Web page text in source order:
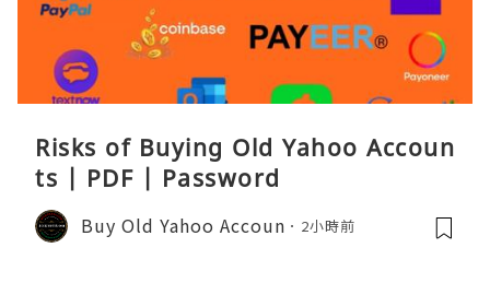
Risks of Buying Old Yahoo Accoun
ts | PDF | Password
Buy Old Yahoo Accoun 2小時前